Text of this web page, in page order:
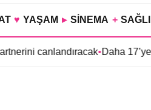
♥ YAŞAM ▸ SİNEMA +
canlandıracak•Daha 17’ye